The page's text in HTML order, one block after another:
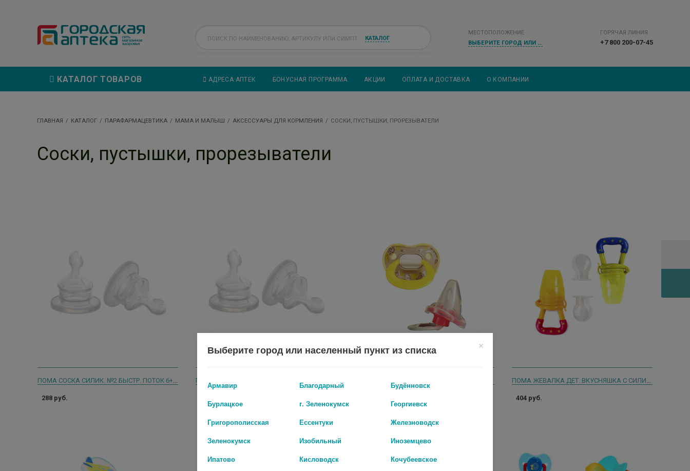
КАТАЛОГ
МЕСТОПОЛОЖЕНИЕ
ВЫБЕРИТЕ ГОРОД ИЛИ НАСЕЛЕННЫЙ ПУНКТ
ГОРЯЧАЯ ЛИНИЯ
+7 800 200-07-45
АДРЕСА АПТЕК БОНУСНАЯ ПРОГРАММА АКЦИИ ОПЛАТА И ДОСТАВКА О КОМПАНИИ
КАТАЛОГ ТОВАРОВ
ГЛАВНАЯ КАТАЛОГ ПАРАФАРМАЦЕВТИКА МАМА И МАЛЫШ АКСЕССУАРЫ ДЛЯ КОРМЛЕНИЯ СОСКИ, ПУСТЫШКИ, ПРОРЕЗЫВАТЕЛИ
Соски, пустышки, прорезыватели
ПОМА СОСКА СИЛИК. №2 БЫСТР. ПОТОК 6+ /АРТ.2011/
288 руб.
ПОМА СОСКА СИЛИК.№2 0+ /АРТ.1811/ ПОМА ЖЕВАЛКА ДЕТ. ВКУСНЯШКА С СИЛИК. НАСАДКАМИ 4+ /АРТ.3015/
404 руб.
Выберите город или населенный пункт из списка
Армавир Благодарный
Будённовск
Бурлацкое
г. Зеленокумск
Георгиевск
Григорополисская
Ессентуки
Железноводск
Зеленокумск
Изобильный
Иноземцево
Ипатово
Кисловодск
Кочубеевское